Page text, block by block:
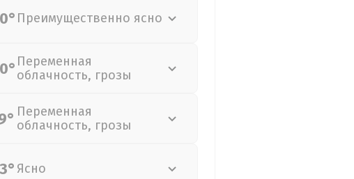
Преимущественно ясно
Переменная
облачность, грозы
Переменная
облачность, грозы
Ясно